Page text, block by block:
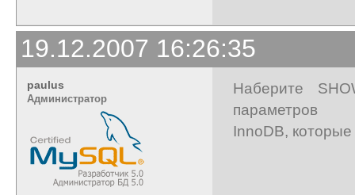
19.12.2007 16:26:35
paulus
Администратор
Наберите
параметров
InnoDB,